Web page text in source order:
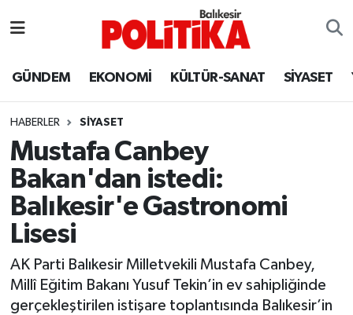
GÜNDEM EKONOMİ KÜLTÜR-SANAT SİYASET
HABERLER SİYASET
Mustafa Canbey
Bakan'dan istedi:
Balıkesir'e Gastronomi
Lisesi
AK Parti Balıkesir Milletvekili Mustafa Canbey,
Millî Eğitim Bakanı Yusuf Tekin’in ev sahipliğinde
gerçekleştirilen istişare toplantısında Balıkesir’in
Ayvalık
Balya
Bandırma
Bigadiç
BİYOGRAFİLER
Burhaniye
Balıkesir Hava Durumu
Balıkesir Namaz Vakitleri
Balıkesir Trafik Yoğunluk Haritası
Süper Lig Puan Durumu ve Fikstür
Tüm Manşetler
Son Dakika Haberleri